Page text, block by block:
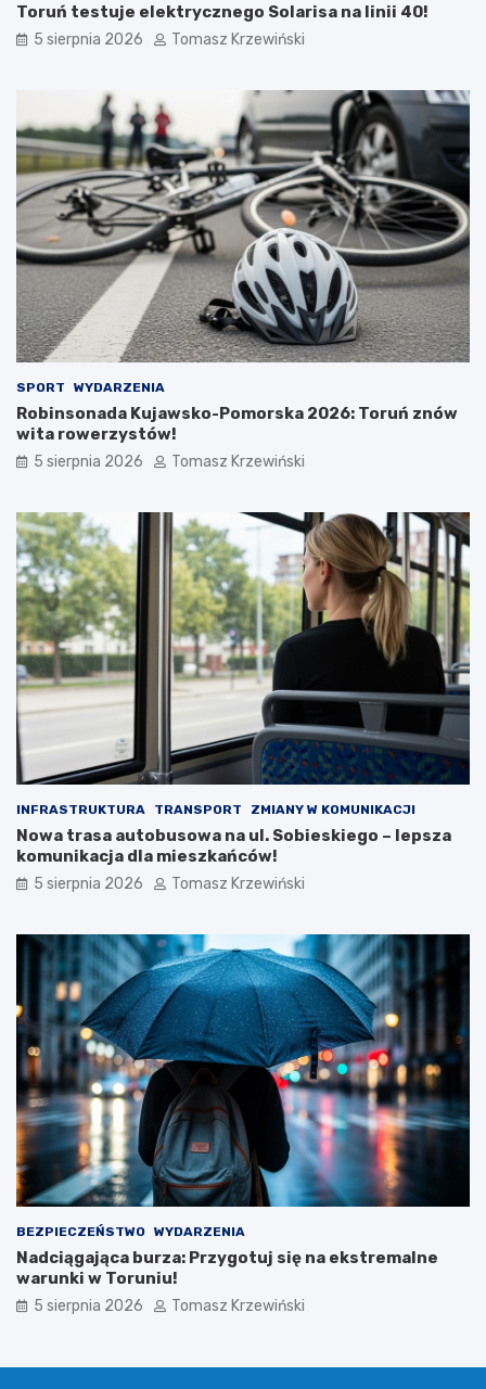
Toruń testuje elektrycznego Solarisa na linii 40!
5 sierpnia 2026 Tomasz Krzewiński
SPORT WYDARZENIA
Robinsonada Kujawsko-Pomorska 2026: Toruń znów
wita rowerzystów!
5 sierpnia 2026 Tomasz Krzewiński
INFRASTRUKTURA TRANSPORT ZMIANY W KOMUNIKACJI
Nowa trasa autobusowa na ul. Sobieskiego – lepsza
komunikacja dla mieszkańców!
5 sierpnia 2026 Tomasz Krzewiński
BEZPIECZEŃSTWO WYDARZENIA
Nadciągająca burza: Przygotuj się na ekstremalne
warunki w Toruniu!
5 sierpnia 2026 Tomasz Krzewiński